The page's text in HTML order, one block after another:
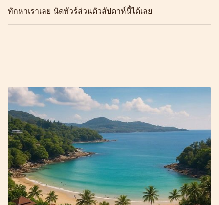
ทักหาเราเลย นัดทัวร์ส่วนตัวสัปดาห์นี้ได้เลย